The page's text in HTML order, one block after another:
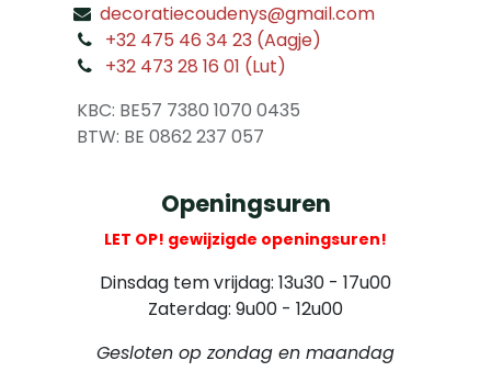
decoratiecoudenys@gmail.com
+32 475 46 34 23 (Aagje)
+32 473 28 16 01 (Lut)
KBC: BE57 7380 1070 0435
​ BTW: BE 0862 237 057
Openingsuren
LET OP! gewijzigde openingsuren!
Dinsdag tem vrijdag: 13u30 - 17u00
Zaterdag: 9u00 - 12u00
Gesloten op zondag en maandag